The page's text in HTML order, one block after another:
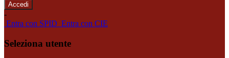
-
Entra con SPID Entra con CIE
Seleziona utente